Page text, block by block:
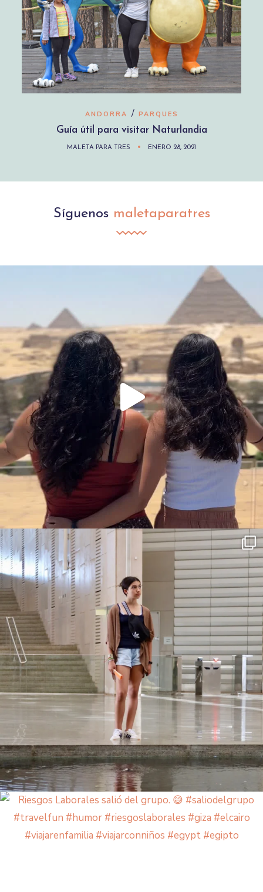
ANDORRA / PARQUES
Guía útil para visitar Naturlandia
MALETA PARA TRES ENERO 28, 2021
Síguenos maletaparatres